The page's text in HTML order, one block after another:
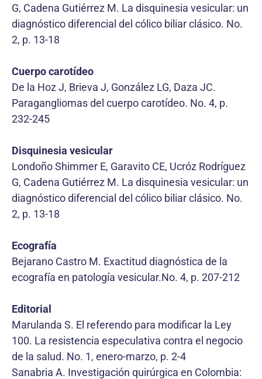
G, Cadena Gutiérrez M. La disquinesia vesicular: un
diagnóstico diferencial del cólico biliar clásico. No.
2, p. 13-18
Cuerpo carotídeo
De la Hoz J, Brieva J, González LG, Daza JC.
Paragangliomas del cuerpo carotídeo. No. 4, p.
232-245
Disquinesia vesicular
Londoño Shimmer E, Garavito CE, Ucróz Rodríguez
G, Cadena Gutiérrez M. La disquinesia vesicular: un
diagnóstico diferencial del cólico biliar clásico. No.
2, p. 13-18
Ecografía
Bejarano Castro M. Exactitud diagnóstica de la
ecografía en patología vesicular.No. 4, p. 207-212
Editorial
Marulanda S. El referendo para modificar la Ley
100. La resistencia especulativa contra el negocio
de la salud. No. 1, enero-marzo, p. 2-4
Sanabria A. Investigación quirúrgica en Colombia: